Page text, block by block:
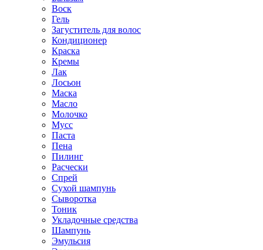
Воск
Гель
Загуститель для волос
Кондиционер
Краска
Кремы
Лак
Лосьон
Маска
Масло
Молочко
Мусс
Паста
Пена
Пилинг
Расчески
Спрей
Сухой шампунь
Сыворотка
Тоник
Укладочные средства
Шампунь
Эмульсия